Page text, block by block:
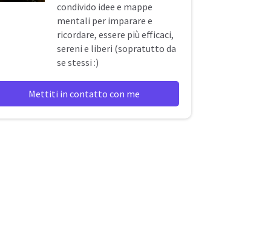
condivido idee e mappe
mentali per imparare e
ricordare, essere più efficaci,
sereni e liberi (sopratutto da
se stessi :)
Mettiti in contatto con me